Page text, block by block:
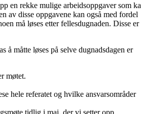
en rekke mulige arbeidsoppgaver som
av disse oppgavene kan også med fordel
må løses etter fellesdugnaden. Disse er
å måtte løses på selve dugnadsdagen er
møtet.
hele referatet og hvilke ansvarsområder
tidlig i mai, der vi setter opp